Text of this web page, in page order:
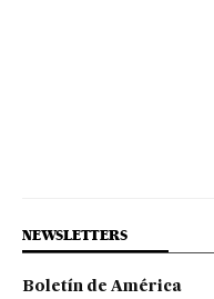
NEWSLETTERS
Boletín de América